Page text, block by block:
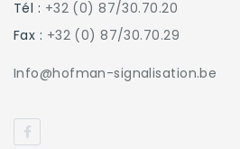
Tél : +32 (0) 87/30.70.20
Fax : +32 (0) 87/30.70.29
Info@hofman-signalisation.be